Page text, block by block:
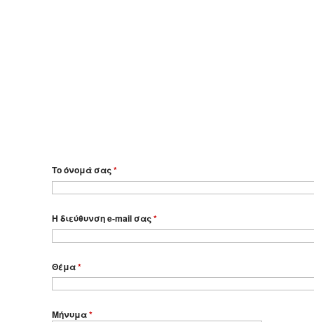
Το όνομά σας*
Η διεύθυνση e-mail σας*
Θέμα*
Μήνυμα*